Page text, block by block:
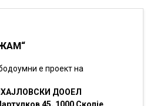
е проект на
ДООЕЛ